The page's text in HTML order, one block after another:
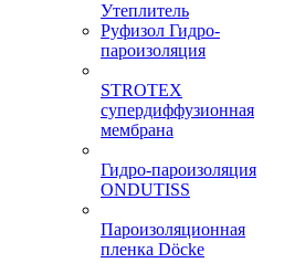
Утеплитель
Руфизол Гидро-
пароизоляция
STROTEX
супердиффузионная
мембрана
Гидро-пароизоляция
ONDUTISS
Пароизоляционная
пленка Döcke